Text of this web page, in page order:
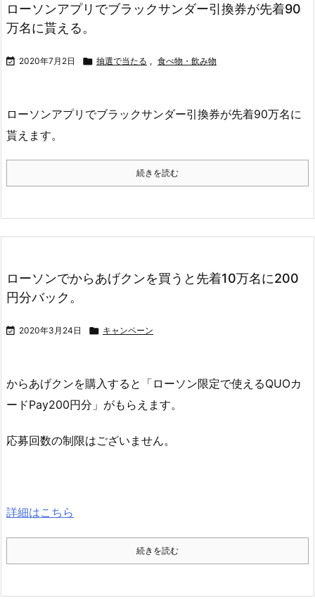
ローソンアプリでブラックサンダー引換券が先着90
万名に貰える。
 2020年7月2日  抽選で当たる , 食べ物・飲み物
ローソンアプリでブラックサンダー引換券が先着90万名に
貰えます。
続きを読む
ローソンでからあげクンを買うと先着10万名に200
円分バック。
 2020年3月24日  キャンペーン
からあげクンを購入すると「ローソン限定で使えるQUOカ
ードPay200円分」がもらえます。
応募回数の制限はございません。
詳細はこちら
続きを読む